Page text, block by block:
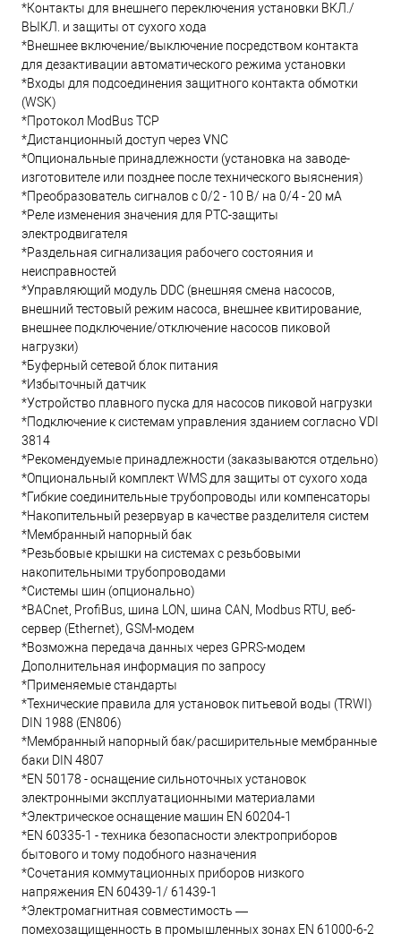
*Контакты для внешнего переключения установки ВКЛ./
ВЫКЛ. и защиты от сухого хода
*Внешнее включение/выключение посредством контакта
для дезактивации автоматического режима установки
*Входы для подсоединения защитного контакта обмотки
(WSK)
*Протокол ModBus TCP
*Дистанционный доступ через VNC
*Опциональные принадлежности (установка на заводе-
изготовителе или позднее после технического выяснения)
*Преобразователь сигналов с 0/2 - 10 В/ на 0/4 - 20 мА
*Реле изменения значения для PTC-защиты
электродвигателя
*Раздельная сигнализация рабочего состояния и
неисправностей
*Управляющий модуль DDC (внешняя смена насосов,
внешний тестовый режим насоса, внешнее квитирование,
внешнее подключение/отключение насосов пиковой
нагрузки)
*Буферный сетевой блок питания
*Избыточный датчик
*Устройство плавного пуска для насосов пиковой нагрузки
*Подключение к системам управления зданием согласно VDI
3814
*Рекомендуемые принадлежности (заказываются отдельно)
*Опциональный комплект WMS для защиты от сухого хода
*Гибкие соединительные трубопроводы или компенсаторы
*Накопительный резервуар в качестве разделителя систем
*Мембранный напорный бак
*Резьбовые крышки на системах с резьбовыми
накопительными трубопроводами
*Системы шин (опционально)
*BACnet, ProfiBus, шина LON, шина CAN, Modbus RTU, веб-
сервер (Ethernet), GSM-модем
*Возможна передача данных через GPRS-модем
Дополнительная информация по запросу
*Применяемые стандарты
*Технические правила для установок питьевой воды (TRWI)
DIN 1988 (EN806)
*Мембранный напорный бак/расширительные мембранные
баки DIN 4807
*EN 50178 - оснащение сильноточных установок
электронными эксплуатационными материалами
*Электрическое оснащение машин EN 60204-1
*EN 60335-1 - техника безопасности электроприборов
бытового и тому подобного назначения
*Сочетания коммутационных приборов низкого
напряжения EN 60439-1/ 61439-1
*Электромагнитная совместимость —
помехозащищенность в промышленных зонах EN 61000-6-2